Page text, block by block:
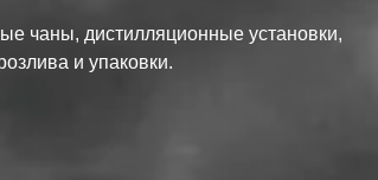
чаны, дистилляционные установки,
и упаковки.